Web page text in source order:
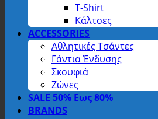
T-Shirt
Κάλτσες
ACCESSORIES
Αθλητικές Τσάντες
Γάντια Ένδυσης
Σκουφιά
Ζώνες
SALE 50% Εως 80%
BRANDS